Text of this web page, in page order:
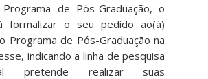
de Pós-Graduação, o
formalizar o seu pedido ao(à)
Programa de Pós-Graduação na
indicando a linha de pesquisa
realizar suas